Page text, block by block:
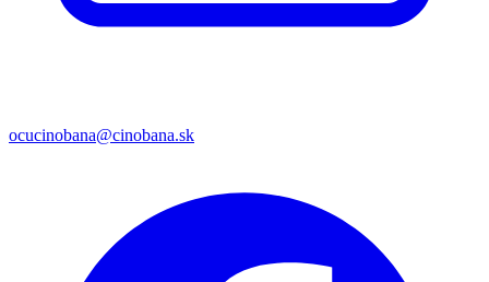
ocucinobana@cinobana.sk